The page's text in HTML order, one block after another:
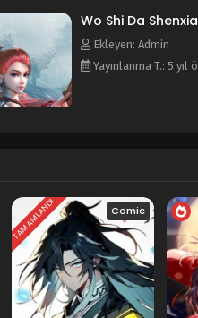
Wo Shi Da
Ekleyen: Admin
Yayınlanma T.: 5 yıl
TAMAMLANDI Comic